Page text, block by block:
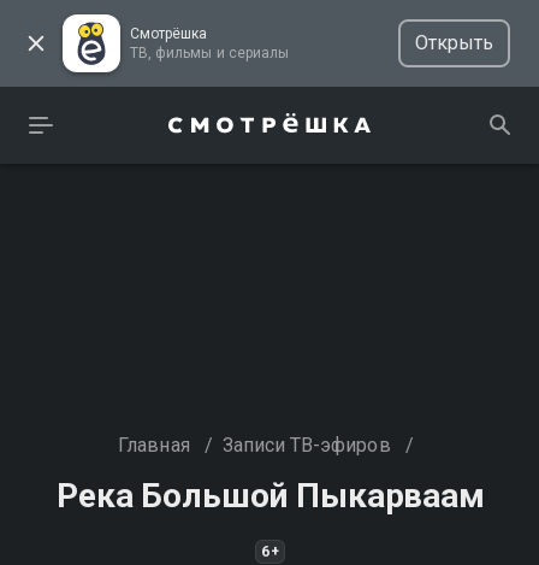
Смотрёшка
ТВ, фильмы и сериалы
Открыть
Главная / Записи ТВ-эфиров /
Река Большой Пыкарваам
6+